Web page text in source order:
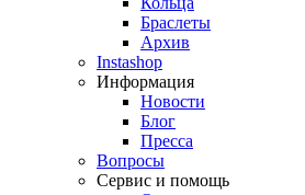
Браслеты
Архив
Instashop
Информация
Новости
Блог
Пресса
Вопросы
Сервис и помощь